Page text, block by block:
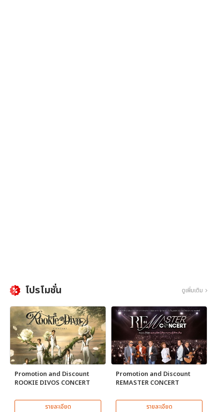
โปรโมชั่น ดูเพิ่มเติม
Promotion and Discount
ROOKIE DIVOS CONCERT
รายละเอียด
Promotion and Discount
REMASTER CONCERT
รายละเอียด